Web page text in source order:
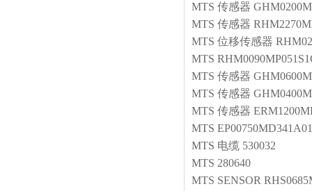
MTS 传感器
MTS 传感器
MTS 位移传感器
MTS
MTS 传感器
MTS 传感器
MTS 传感器
MTS EP00750MD341A01
MTS 电缆 530032
MTS 280640
MTS SENSOR